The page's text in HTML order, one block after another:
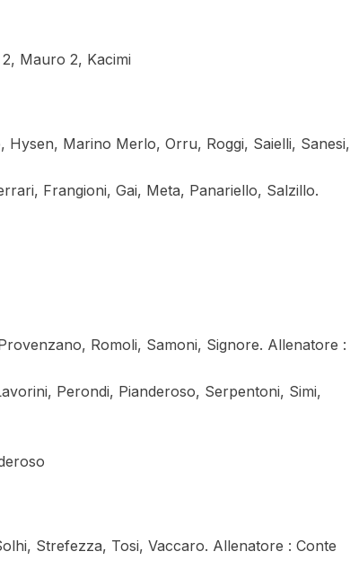
Mauro 2, Kacimi
Hysen, Marino Merlo, Orru, Roggi, Saielli, Sanesi,
Frangioni, Gai, Meta, Panariello, Salzillo.
Romoli, Samoni, Signore. Allenatore :
Perondi, Pianderoso, Serpentoni, Simi,
Strefezza, Tosi, Vaccaro. Allenatore : Conte